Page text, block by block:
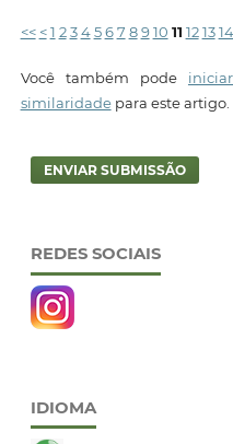
<< < 1 2 3 4 5 6 7 8 9 10 11 12 13 14
Você também pode
similaridadepara este artigo.
ENVIAR SUBMISSÃO
REDES SOCIAIS
IDIOMA